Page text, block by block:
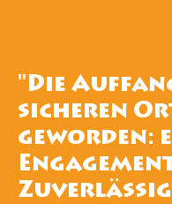
"Die
sicheren
geworden: